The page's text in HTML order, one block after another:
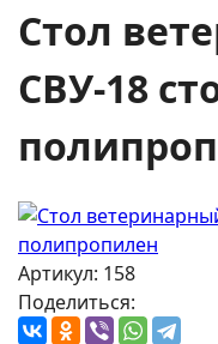
Стол
СВУ-18
Артикул: 158
Поделиться: